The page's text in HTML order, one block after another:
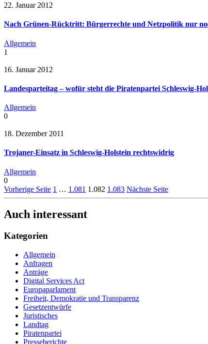
22. Januar 2012
Nach Grünen-Rücktritt: Bürgerrechte und Netzpolitik nur
Allgemein
1
16. Januar 2012
Landesparteitag – wofür steht die Piratenpartei Schleswig-
Allgemein
0
18. Dezember 2011
Trojaner-Einsatz in Schleswig-Holstein rechtswidrig
Allgemein
0
Vorherige Seite 1 … 1.081 1.082 1.083 Nächste Seite
Auch interessant
Kategorien
Allgemein
Anfragen
Anträge
Digital Services Act
Europaparlament
Freiheit, Demokratie und Transparenz
Gesetzentwürfe
Juristisches
Landtag
Piratenpartei
Presseberichte